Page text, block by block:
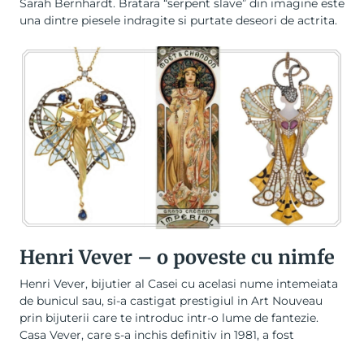
Sarah Bernhardt. Bratara “serpent slave” din imagine este
una dintre piesele indragite si purtate deseori de actrita.
Henri Vever – o poveste cu nimfe
Henri Vever, bijutier al Casei cu acelasi nume intemeiata
de bunicul sau, si-a castigat prestigiul in Art Nouveau
prin bijuterii care te introduc intr-o lume de fantezie.
Casa Vever, care s-a inchis definitiv in 1981, a fost